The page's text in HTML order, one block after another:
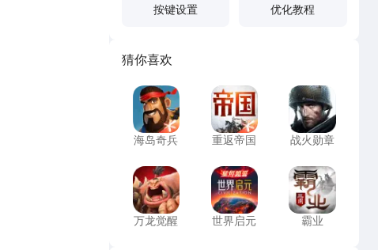
按键设置 优化教程
猜你喜欢
海岛奇兵
海岛奇兵
重返帝国
重返帝国
战火勋章
战火勋章
万龙觉醒
万龙觉醒
世界启元
世界启元
霸业
霸业